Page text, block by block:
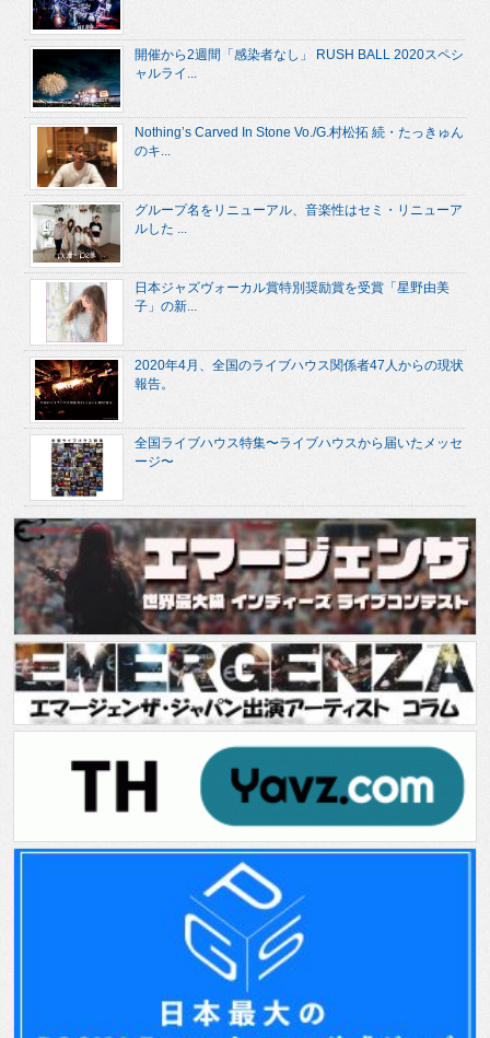
開催から2週間「感染者なし」 RUSH BALL 2020スペシ
ャルライ...
Nothing’s Carved In Stone Vo./G.村松拓 続・たっきゅん
のキ...
グループ名をリニューアル、音楽性はセミ・リニューア
ルした ...
日本ジャズヴォーカル賞特別奨励賞を受賞「星野由美
子」の新...
2020年4月、全国のライブハウス関係者47人からの現状
報告。
全国ライブハウス特集〜ライブハウスから届いたメッセ
ージ〜